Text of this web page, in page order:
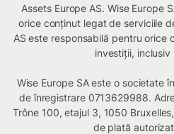
Assets Europe AS. Wise Europe
orice conținut legat de serviciile
AS este responsabilă pentru orice
investiții, inclusiv
Wise Europe SA este o societate
de înregistrare 0713629988.
Trône 100, etajul 3, 1050
de plată